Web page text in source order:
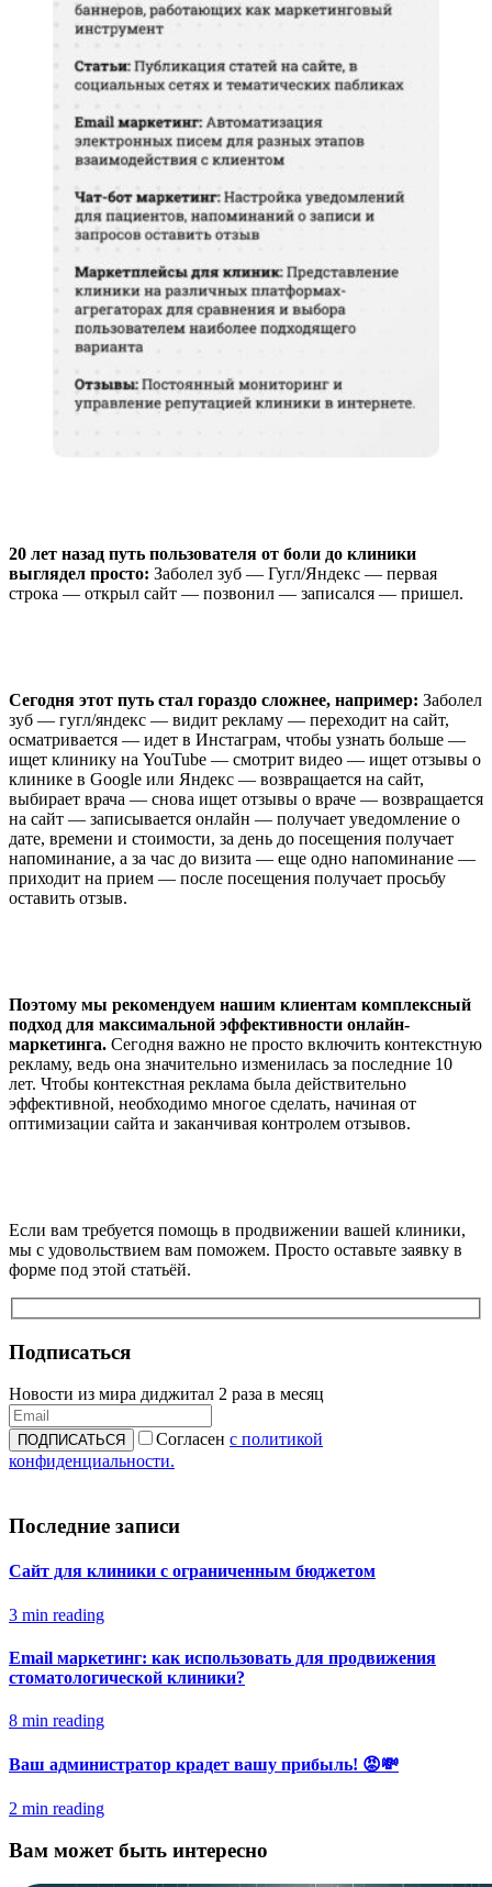
20 лет назад путь пользователя от боли до клиники
выглядел просто: Заболел зуб — Гугл/Яндекс — первая
строка — открыл сайт — позвонил — записался — пришел.
Сегодня этот путь стал гораздо сложнее, например: Заболел
зуб — гугл/яндекс — видит рекламу — переходит на сайт,
осматривается — идет в Инстаграм, чтобы узнать больше —
ищет клинику на YouTube — смотрит видео — ищет отзывы о
клинике в Google или Яндекс — возвращается на сайт,
выбирает врача — снова ищет отзывы о враче — возвращается
на сайт — записывается онлайн — получает уведомление о
дате, времени и стоимости, за день до посещения получает
напоминание, а за час до визита — еще одно напоминание —
приходит на прием — после посещения получает просьбу
оставить отзыв.
Поэтому мы рекомендуем нашим клиентам комплексный
подход для максимальной эффективности онлайн-
маркетинга. Сегодня важно не просто включить контекстную
рекламу, ведь она значительно изменилась за последние 10
лет. Чтобы контекстная реклама была действительно
эффективной, необходимо многое сделать, начиная от
оптимизации сайта и заканчивая контролем отзывов.
Если вам требуется помощь в продвижении вашей клиники,
мы с удовольствием вам поможем. Просто оставьте заявку в
форме под этой статьёй.
Подписаться
Новости из мира диджитал 2 раза в месяц
Согласен с политикой
конфиденциальности.
Последние записи
Сайт для клиники с ограниченным бюджетом
3 min reading
Email маркетинг: как использовать для продвижения
стоматологической клиники?
8 min reading
Ваш администратор крадет вашу прибыль! 😡💸
2 min reading
Вам может быть интересно